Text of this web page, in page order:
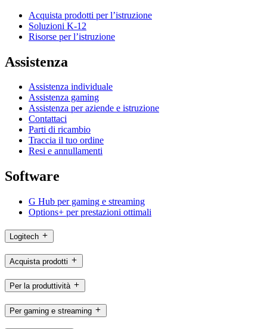
Acquista prodotti per l’istruzione
Soluzioni K-12
Risorse per l’istruzione
Assistenza
Assistenza individuale
Assistenza gaming
Assistenza per aziende e istruzione
Contattaci
Parti di ricambio
Traccia il tuo ordine
Resi e annullamenti
Software
G Hub per gaming e streaming
Options+ per prestazioni ottimali
Logitech
Acquista prodotti
Per la produttività
Per gaming e streaming